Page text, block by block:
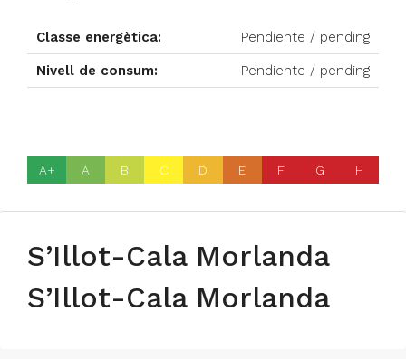
Classe energètica: Pendiente / pending
Nivell de consum: Pendiente / pending
A+ A B C D E F G H
S’Illot-Cala Morlanda
S’Illot-Cala Morlanda